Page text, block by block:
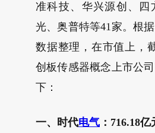
准科技、华兴源创、四
光、奥普特等41家。根
数据整理，在市值上，
创板传感器概念上市公
下：
一、时代电气 ：716.18亿